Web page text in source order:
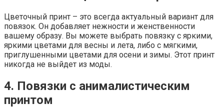
Цветочный принт – это всегда актуальный вариант для
повязок. Он добавляет нежности и женственности
вашему образу. Вы можете выбрать повязку с яркими,
яркими цветами для весны и лета, либо с мягкими,
приглушенными цветами для осени и зимы. Этот принт
никогда не выйдет из моды.
4. Повязки с анималистическим
принтом